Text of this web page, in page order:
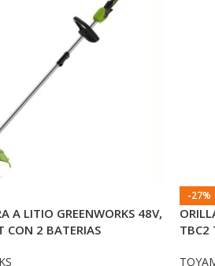
A LITIO GREENWORKS 48V,
CON 2 BATERIAS
-27%
TBC2